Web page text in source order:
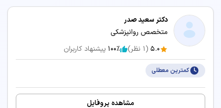
دکتر سعید صدر
متخصص روانپزشکی
5.0
(
1 نظر) 100٪ پیشنهاد کاربران
کمترین معطلی
مشاهده پروفایل